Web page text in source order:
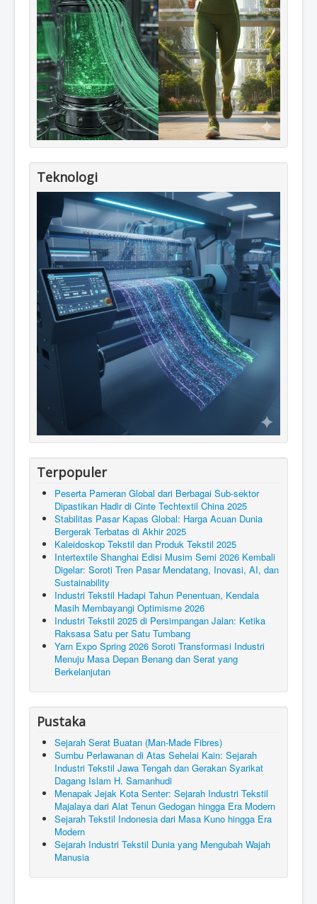
Teknologi
Terpopuler
Peserta Pameran Global dari Berbagai Sub-sektor
Dipastikan Hadir di Cinte Techtextil China 2025
Stabilitas Pasar Kapas Global: Harga Acuan Dunia
Bergerak Terbatas di Akhir 2025
Kaleidoskop Tekstil dan Produk Tekstil 2025
Intertextile Shanghai Edisi Musim Semi 2026 Kembali
Digelar: Soroti Tren Pasar Mendatang, Inovasi, AI, dan
Sustainability
Industri Tekstil Hadapi Tahun Penentuan, Kendala
Masih Membayangi Optimisme 2026
Industri Tekstil 2025 di Persimpangan Jalan: Ketika
Raksasa Satu per Satu Tumbang
Yarn Expo Spring 2026 Soroti Transformasi Industri
Menuju Masa Depan Benang dan Serat yang
Berkelanjutan
Pustaka
Sejarah Serat Buatan (Man-Made Fibres)
Sumbu Perlawanan di Atas Sehelai Kain: Sejarah
Industri Tekstil Jawa Tengah dan Gerakan Syarikat
Dagang Islam H. Samanhudi
Menapak Jejak Kota Senter: Sejarah Industri Tekstil
Majalaya dari Alat Tenun Gedogan hingga Era Modern
Sejarah Tekstil Indonesia dari Masa Kuno hingga Era
Modern
Sejarah Industri Tekstil Dunia yang Mengubah Wajah
Manusia